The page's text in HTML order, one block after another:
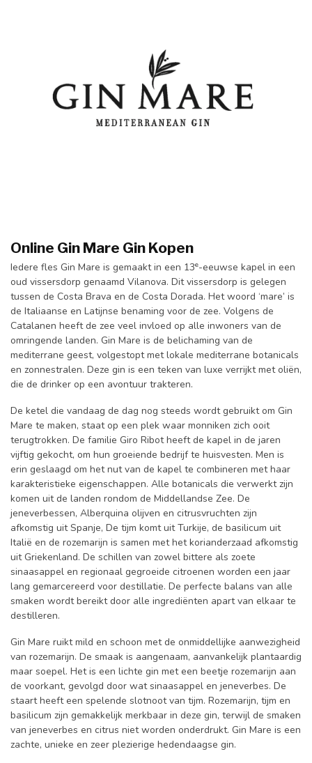
Online Gin Mare Gin Kopen
Iedere fles Gin Mare is gemaakt in een 13e-eeuwse kapel in een
oud vissersdorp genaamd Vilanova. Dit vissersdorp is gelegen
tussen de Costa Brava en de Costa Dorada. Het woord ‘mare’ is
de Italiaanse en Latijnse benaming voor de zee. Volgens de
Catalanen heeft de zee veel invloed op alle inwoners van de
omringende landen. Gin Mare is de belichaming van de
mediterrane geest, volgestopt met lokale mediterrane botanicals
en zonnestralen. Deze gin is een teken van luxe verrijkt met oliën,
die de drinker op een avontuur trakteren.
De ketel die vandaag de dag nog steeds wordt gebruikt om Gin
Mare te maken, staat op een plek waar monniken zich ooit
terugtrokken. De familie Giro Ribot heeft de kapel in de jaren
vijftig gekocht, om hun groeiende bedrijf te huisvesten. Men is
erin geslaagd om het nut van de kapel te combineren met haar
karakteristieke eigenschappen. Alle botanicals die verwerkt zijn
komen uit de landen rondom de Middellandse Zee. De
jeneverbessen, Alberquina olijven en citrusvruchten zijn
afkomstig uit Spanje, De tijm komt uit Turkije, de basilicum uit
Italië en de rozemarijn is samen met het korianderzaad afkomstig
uit Griekenland. De schillen van zowel bittere als zoete
sinaasappel en regionaal gegroeide citroenen worden een jaar
lang gemarcereerd voor destillatie. De perfecte balans van alle
smaken wordt bereikt door alle ingrediënten apart van elkaar te
destilleren.
Gin Mare ruikt mild en schoon met de onmiddellijke aanwezigheid
van rozemarijn. De smaak is aangenaam, aanvankelijk plantaardig
maar soepel. Het is een lichte gin met een beetje rozemarijn aan
de voorkant, gevolgd door wat sinaasappel en jeneverbes. De
staart heeft een spelende slotnoot van tijm. Rozemarijn, tijm en
basilicum zijn gemakkelijk merkbaar in deze gin, terwijl de smaken
van jeneverbes en citrus niet worden onderdrukt. Gin Mare is een
zachte, unieke en zeer plezierige hedendaagse gin.